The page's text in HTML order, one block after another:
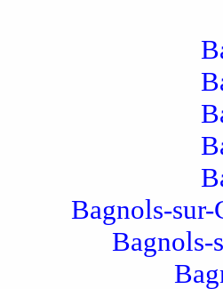
Bagnols-
Bagnols-